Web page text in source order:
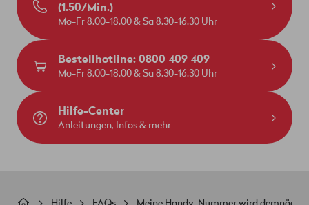
(1.50/Min.)
Mo-Fr 8.00-18.00 & Sa 8.30-16.30 Uhr
Bestellhotline: 0800 409 409
Mo-Fr 8.00-18.00 & Sa 8.30-16.30 Uhr
Hilfe-Center
Anleitungen, Infos & mehr
Pfadnavigation